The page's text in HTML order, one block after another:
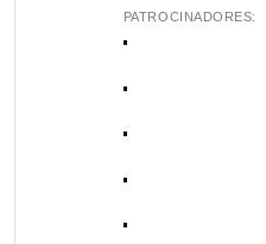
PATROCINADORES: